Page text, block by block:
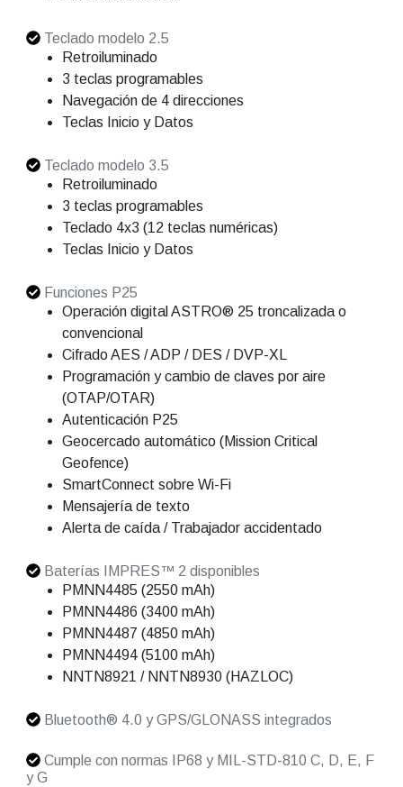
Teclado modelo 2.5
Retroiluminado
3 teclas programables
Navegación de 4 direcciones
Teclas Inicio y Datos
Teclado modelo 3.5
Retroiluminado
3 teclas programables
Teclado 4x3 (12 teclas numéricas)
Teclas Inicio y Datos
Funciones P25
Operación digital ASTRO® 25 troncalizada o
convencional
Cifrado AES / ADP / DES / DVP-XL
Programación y cambio de claves por aire
(OTAP/OTAR)
Autenticación P25
Geocercado automático (Mission Critical
Geofence)
SmartConnect sobre Wi-Fi
Mensajería de texto
Alerta de caída / Trabajador accidentado
Baterías IMPRES™ 2 disponibles
PMNN4485 (2550 mAh)
PMNN4486 (3400 mAh)
PMNN4487 (4850 mAh)
PMNN4494 (5100 mAh)
NNTN8921 / NNTN8930 (HAZLOC)
Bluetooth® 4.0 y GPS/GLONASS integrados
Cumple con normas IP68 y MIL-STD-810 C, D, E, F
y G